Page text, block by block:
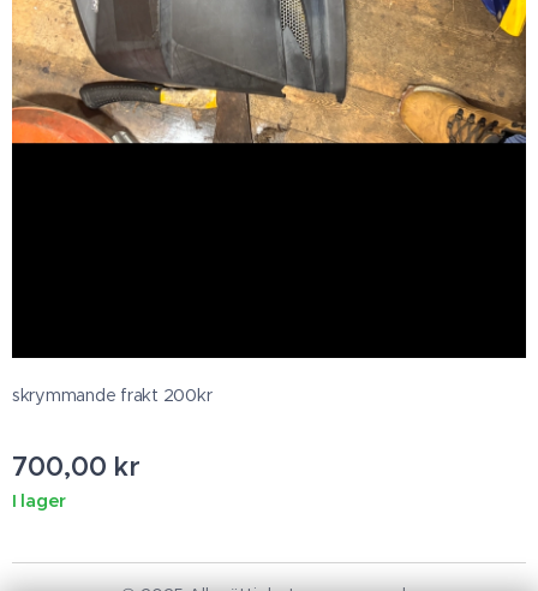
skrymmande frakt 200kr
700,00 kr
I lager